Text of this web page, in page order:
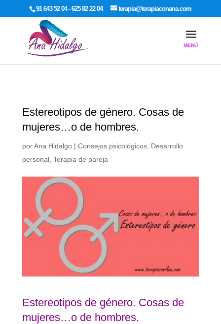
google-site-verification: google7dcda757e565a307.html
91 643 52 04 - 625 82 22 04 terapia@terapiaconana.com
Estereotipos de género. Cosas de
mujeres…o de hombres.
porAna Hidalgo| Consejos psicológicos, Desarrollo
personal, Terapia de pareja
Estereotipos de género. Cosas de
mujeres…o de hombres.